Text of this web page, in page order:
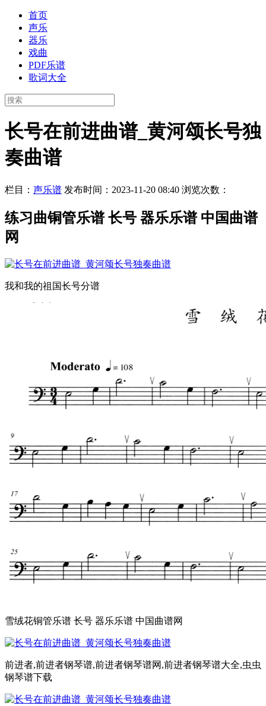
首页
声乐
器乐
戏曲
PDF乐谱
歌词大全
长号在前进曲谱_黄河颂长号独
奏曲谱
栏目： 声乐谱 发布时间：2023-11-20 08:40 浏览次数：
练习曲铜管乐谱 长号 器乐乐谱 中国曲谱
网
我和我的祖国长号分谱
雪绒花铜管乐谱 长号 器乐乐谱 中国曲谱网
前进者,前进者钢琴谱,前进者钢琴谱网,前进者钢琴谱大全,虫虫
钢琴谱下载